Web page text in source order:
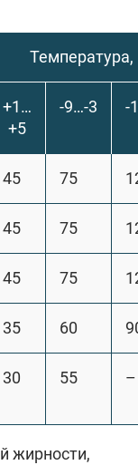
Температура,
+1…
+5
-9…-3 -
45 75
45 75
45 75
35 60
30 55 –
жирности,